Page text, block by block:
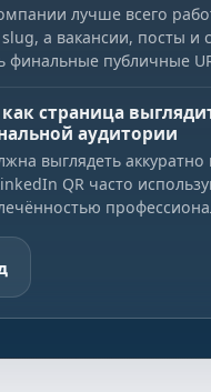
лучше всего
а вакансии, посты и
финальные публичные
страница
аудитории
выглядеть
QR часто